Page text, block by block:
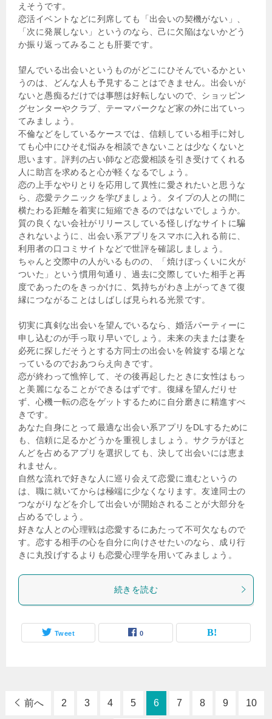
えそうです。
恋活イベントなどに列席しても「出会いの契機がない」、
「次に発展しない」というのなら、己に欠陥はないかどう
か振り返ってみることも肝要です。
望んでいる出会いというものがどこにひそんでいるかとい
うのは、どんな人も予見することはできません。出会いが
ないと愚痴るだけでは事態は好転しないので、ショッピン
グセンターやクラブ、テーマパークなど家の外に出ていっ
てみましょう。
不倫などをしているケースでは、信頼している相手に対し
ても心中にひそむ悩みを相談できないことは少なくないと
思います。評判の占い師など恋愛相談を引き受けてくれる
人に助言を求めると心が軽くなるでしょう。
恋の上手なやりとりを応用して異性に愛されたいと思うな
ら、恋愛テクニックを学びましょう。タイプの人との間に
横たわる距離を着実に短縮できるのではないでしょうか。
質の良くない会社がリリースしている怪しげなサイトに騙
されないように、出会い系アプリをスマホに入れる前に、
利用者の口コミサイトなどで世評を確認しましょう。
ちゃんと交際中の人がいるものの、「焼けぼっくいに火が
ついた」という慣用句通り、過去に交際していた相手と再
度であったのをきっかけに、気持ちがわき上がってきて復
縁につながることはしばしば見られる光景です。
切実に真剣な出会いを望んでいるなら、婚活パーティーに
申し込むのが手っ取り早いでしょう。未来の夫または妻を
必死に探しだそうとする方同士の出会いを斡旋する場とな
っているのでおあつらえ向きです。
恋が終わって憔悴して、その後再起したときに女性はもっ
と美麗になることができるはずです。復縁を望んだりせ
ず、心機一転の恋をゲットするために自分磨きに精進すべ
きです。
あなた自身にとって最適な出会い系アプリをDLするために
も、信頼に足るかどうかを重視しましょう。サクラがほと
んどを占めるアプリを選択しても、決して出会いには恵ま
れません。
自然な流れで好きな人に巡り会えて恋愛に進むというの
は、職に就いてからは極端に少なくなります。友達同士の
つながりなどを介して出会いが開始されることが大部分を
占めるでしょう。
好きな人との心理戦は恋愛するにあたって不可欠なもので
す。恋する相手の心を自分に向けさせたいのなら、成り行
きに丸投げするよりも恋愛心理学を用いてみましょう。
続きを読む
Tweet 0
前へ 2 3 4 5 6 7 8 9 10